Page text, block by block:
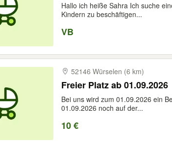
Hallo ich heiße Sahra Ich suche
Kindern zu beschäftigen...
VB
52146 Würselen (6 km)
Freier Platz ab 01.09.2026
Bei uns wird zum 01.09.2026 ein
01.09.2026 noch auf der...
10 €